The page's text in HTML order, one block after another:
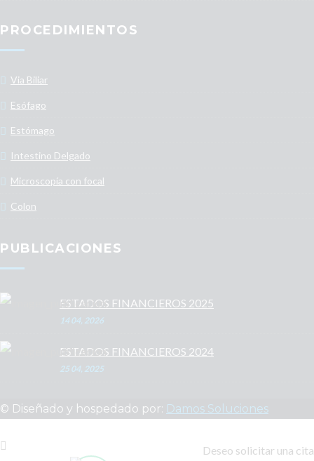
PROCEDIMIENTOS
Via Biliar
Esófago
Estómago
Intestino Delgado
Microscopía con focal
Colon
PUBLICACIONES
ESTADOS FINANCIEROS 2025
14 04, 2026
ESTADOS FINANCIEROS 2024
25 04, 2025
© Diseñado y hospedado por: Damos Soluciones
Deseo solicitar una cita